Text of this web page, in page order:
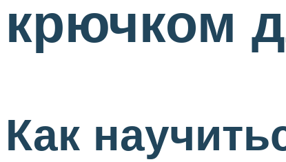
крючком
Как